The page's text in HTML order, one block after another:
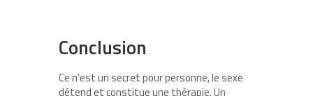
Conclusion
Ce n’est un secret pour personne, le sexe
détend et constitue une thérapie. Un